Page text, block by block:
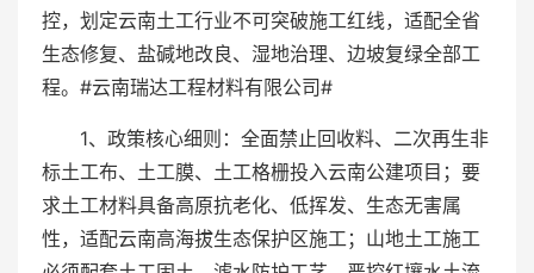
控，划定云南土工行业不可突破施工红线，适配全省
生态修复、盐碱地改良、湿地治理、边坡复绿全部工
程。#云南瑞达工程材料有限公司#
1、政策核心细则：全面禁止回收料、二次再生非
标土工布、土工膜、土工格栅投入云南公建项目；要
求土工材料具备高原抗老化、低挥发、生态无害属
性，适配云南高海拔生态保护区施工；山地土工施工